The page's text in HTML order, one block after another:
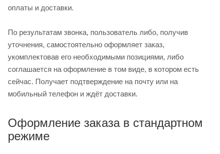
оплаты и доставки.
По результатам звонка, пользователь либо, получив
уточнения, самостоятельно оформляет заказ,
укомплектовав его необходимыми позициями, либо
соглашается на оформление в том виде, в котором есть
сейчас. Получает подтверждение на почту или на
мобильный телефон и ждёт доставки.
Оформление заказа в стандартном
режиме